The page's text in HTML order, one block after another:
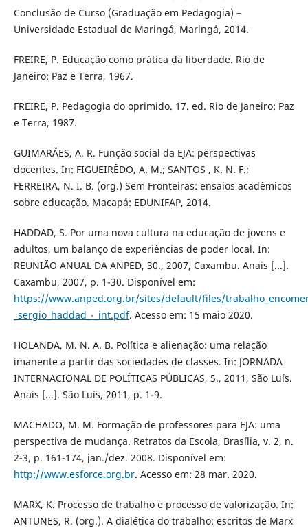
Conclusão de Curso (Graduação em Pedagogia) –
Universidade Estadual de Maringá, Maringá, 2014.
FREIRE, P. Educação como prática da liberdade. Rio de
Janeiro: Paz e Terra, 1967.
FREIRE, P. Pedagogia do oprimido. 17. ed. Rio de Janeiro: Paz
e Terra, 1987.
GUIMARÃES, A. R. Função social da EJA: perspectivas
docentes. In: FIGUEIRÊDO, A. M.; SANTOS , K. N. F.;
FERREIRA, N. I. B. (org.) Sem Fronteiras: ensaios acadêmicos
sobre educação. Macapá: EDUNIFAP, 2014.
HADDAD, S. Por uma nova cultura na educação de jovens e
adultos, um balanço de experiências de poder local. In:
REUNIÃO ANUAL DA ANPED, 30., 2007, Caxambu. Anais [...].
Caxambu, 2007, p. 1-30. Disponível em:
https://www.anped.org.br/sites/default/files/
_sergio_haddad_-_int.pdf. Acesso em: 15 maio 2020.
HOLANDA, M. N. A. B. Política e alienação: uma relação
imanente a partir das sociedades de classes. In: JORNADA
INTERNACIONAL DE POLÍTICAS PÚBLICAS, 5., 2011, São Luís.
Anais [...]. São Luís, 2011, p. 1-9.
MACHADO, M. M. Formação de professores para EJA: uma
perspectiva de mudança. Retratos da Escola, Brasília, v. 2, n.
2-3, p. 161-174, jan./dez. 2008. Disponível em:
http://www.esforce.org.br. Acesso em: 28 mar. 2020.
MARX, K. Processo de trabalho e processo de valorização. In:
ANTUNES, R. (org.). A dialética do trabalho: escritos de Marx